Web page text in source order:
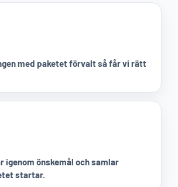
med paketet förvalt så får vi rätt
igenom önskemål och samlar
startar.